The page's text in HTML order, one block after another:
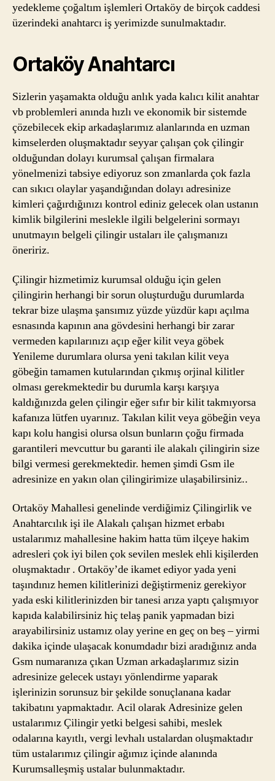
yedekleme çoğaltım işlemleri Ortaköy de birçok caddesi
üzerindeki anahtarcı iş yerimizde sunulmaktadır.
Ortaköy Anahtarcı
Sizlerin yaşamakta olduğu anlık yada kalıcı kilit anahtar
vb problemleri anında hızlı ve ekonomik bir sistemde
çözebilecek ekip arkadaşlarımız alanlarında en uzman
kimselerden oluşmaktadır seyyar çalışan çok çilingir
olduğundan dolayı kurumsal çalışan firmalara
yönelmenizi tabsiye ediyoruz son zmanlarda çok fazla
can sıkıcı olaylar yaşandığından dolayı adresinize
kimleri çağırdığınızı kontrol ediniz gelecek olan ustanın
kimlik bilgilerini meslekle ilgili belgelerini sormayı
unutmayın belgeli çilingir ustaları ile çalışmanızı
öneririz.
Çilingir hizmetimiz kurumsal olduğu için gelen
çilingirin herhangi bir sorun oluşturduğu durumlarda
tekrar bize ulaşma şansımız yüzde yüzdür kapı açılma
esnasında kapının ana gövdesini herhangi bir zarar
vermeden kapılarınızı açıp eğer kilit veya göbek
Yenileme durumlara olursa yeni takılan kilit veya
göbeğin tamamen kutularından çıkmış orjinal kilitler
olması gerekmektedir bu durumla karşı karşıya
kaldığınızda gelen çilingir eğer sıfır bir kilit takmıyorsa
kafanıza lütfen uyarınız. Takılan kilit veya göbeğin veya
kapı kolu hangisi olursa olsun bunların çoğu firmada
garantileri mevcuttur bu garanti ile alakalı çilingirin size
bilgi vermesi gerekmektedir. hemen şimdi Gsm ile
adresinize en yakın olan çilingirimize ulaşabilirsiniz..
Ortaköy Mahallesi genelinde verdiğimiz Çilingirlik ve
Anahtarcılık işi ile Alakalı çalışan hizmet erbabı
ustalarımız mahallesine hakim hatta tüm ilçeye hakim
adresleri çok iyi bilen çok sevilen meslek ehli kişilerden
oluşmaktadır . Ortaköy’de ikamet ediyor yada yeni
taşındınız hemen kilitlerinizi değiştirmeniz gerekiyor
yada eski kilitlerinizden bir tanesi arıza yaptı çalışmıyor
kapıda kalabilirsiniz hiç telaş panik yapmadan bizi
arayabilirsiniz ustamız olay yerine en geç on beş – yirmi
dakika içinde ulaşacak konumdadır bizi aradığınız anda
Gsm numaranıza çıkan Uzman arkadaşlarımız sizin
adresinize gelecek ustayı yönlendirme yaparak
işlerinizin sorunsuz bir şekilde sonuçlanana kadar
takibatını yapmaktadır. Acil olarak Adresinize gelen
ustalarımız Çilingir yetki belgesi sahibi, meslek
odalarına kayıtlı, vergi levhalı ustalardan oluşmaktadır
tüm ustalarımız çilingir ağımız içinde alanında
Kurumsalleşmiş ustalar bulunmaktadır.